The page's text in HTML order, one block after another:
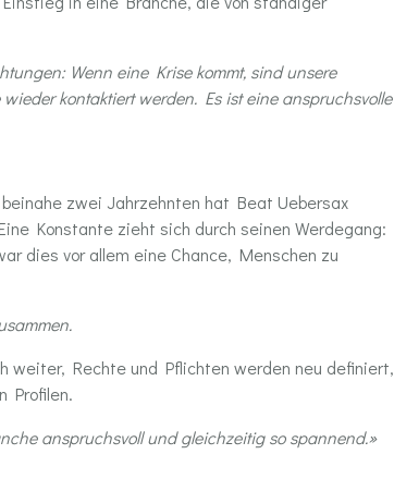
Wenn eine Krise kommt, sind unsere
kontaktiert werden. Es ist eine anspruchsvolle
zwei Jahrzehnten hat Beat Uebersax
Konstante zieht sich durch seinen Werdegang:
dies vor allem eine Chance, Menschen zu
weiter, Rechte und Pflichten werden neu definiert,
Profilen.
anspruchsvoll und gleichzeitig so spannend.»